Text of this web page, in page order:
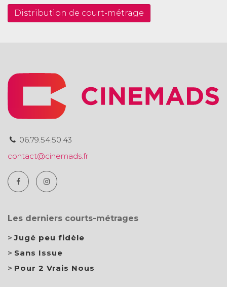
Distribution de court-métrage
06.79.54.50.43
contact@cinemads.fr
Les derniers courts-métrages
Jugé peu fidèle
Sans Issue
Pour 2 Vrais Nous